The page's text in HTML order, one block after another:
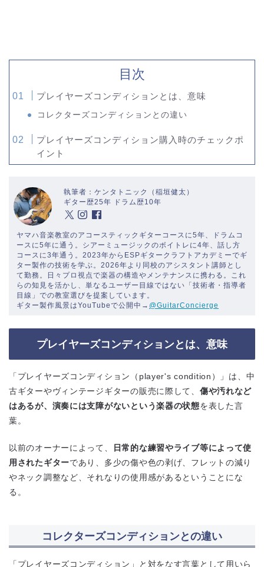
目次
プレイヤーズコンディションとは、意味
コレクターズコンディションとの違い
プレイヤーズコンディション購入時のチェックポ
イント
執筆者：ケンタトニック（稲垣健太）
ギター歴25年 ドラム歴10年
ヤマハ音楽教室のアコースティックギターコースに5年、ドラムコ
ースに5年に通う。シアーミュージックのボイトレに4年、話し方
コースに3年通う。2023年からESPギタークラフトアカデミーでギ
ター製作の技術を学ぶ。2026年より同校のアシスタント講師とし
て勤務。日々プロ視点で楽器の構造やメンテナンスに携わる。これ
らの知見を活かし、単なるユーザー目線ではない「技術者・指導者
目線」での教室選びを提案しています。
ギター製作風景はYouTubeで公開中→ @GuitarConcierge
プレイヤーズコンディションとは、意味
「プレイヤーズコンディション（player's condition）」は、中
古ギターやヴィンテージギターの販売に際して、 傷や汚れなど
はあるが、演奏には支障がないという楽器の状態を表した言
葉。
以前のオーナーによって、
日常的な練習やライブ等によって使
用されたギターであり、多少の傷や色の剥げ、フレットの減り
やネック調整など、それなりの使用感があるということにな
る。
コレクターズコンディションとの違い
「プレイヤーズコンディション」と対をなす言葉として用いら